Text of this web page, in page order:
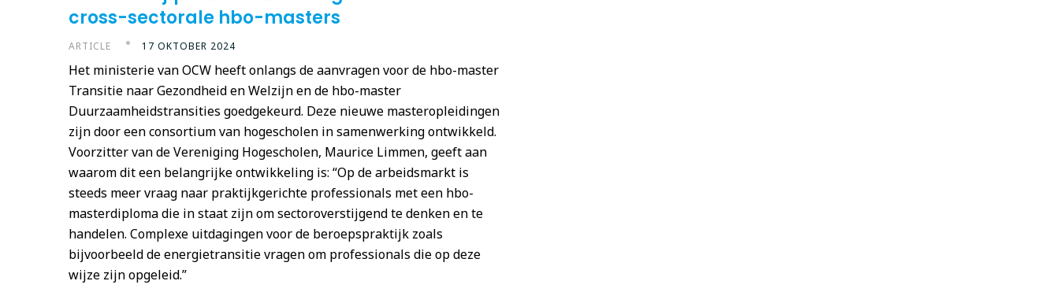
cross-sectorale hbo-masters
ARTICLE 17 OKTOBER 2024
Het ministerie van OCW heeft onlangs de aanvragen voor de hbo-master
Transitie naar Gezondheid en Welzijn en de hbo-master
Duurzaamheidstransities goedgekeurd. Deze nieuwe masteropleidingen
zijn door een consortium van hogescholen in samenwerking ontwikkeld.
Voorzitter van de Vereniging Hogescholen, Maurice Limmen, geeft aan
waarom dit een belangrijke ontwikkeling is: “Op de arbeidsmarkt is
steeds meer vraag naar praktijkgerichte professionals met een hbo-
masterdiploma die in staat zijn om sectoroverstijgend te denken en te
handelen. Complexe uitdagingen voor de beroepspraktijk zoals
bijvoorbeeld de energietransitie vragen om professionals die op deze
wijze zijn opgeleid.”